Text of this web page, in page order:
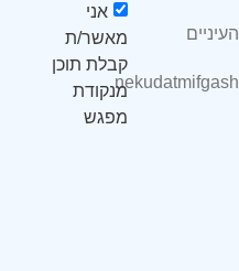
העיניים
nekudatmifgash
אני
מאשר/ת
קבלת תוכן
מנקודת
מפגש